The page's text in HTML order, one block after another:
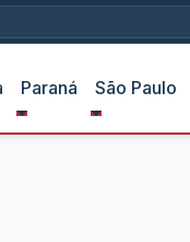
Paraná São Paulo